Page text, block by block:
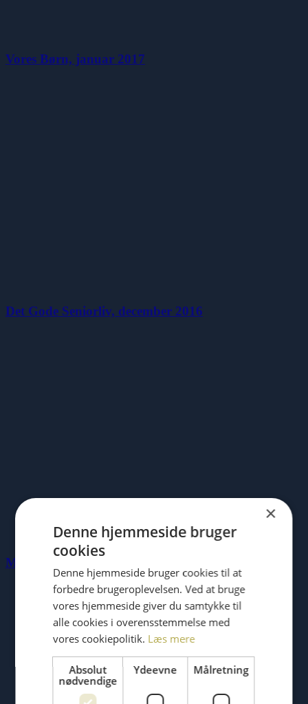
Vores Børn, januar 2017
Det Gode Seniorliv, december 2016
Made by Me, oktober 2016
×
Denne hjemmeside bruger
cookies
Denne hjemmeside bruger cookies til at
forbedre brugeroplevelsen. Ved at bruge
vores hjemmeside giver du samtykke til
alle cookies i overensstemmelse med
vores cookiepolitik. Læs mere
Absolut
nødvendige
Ydeevne Målretning